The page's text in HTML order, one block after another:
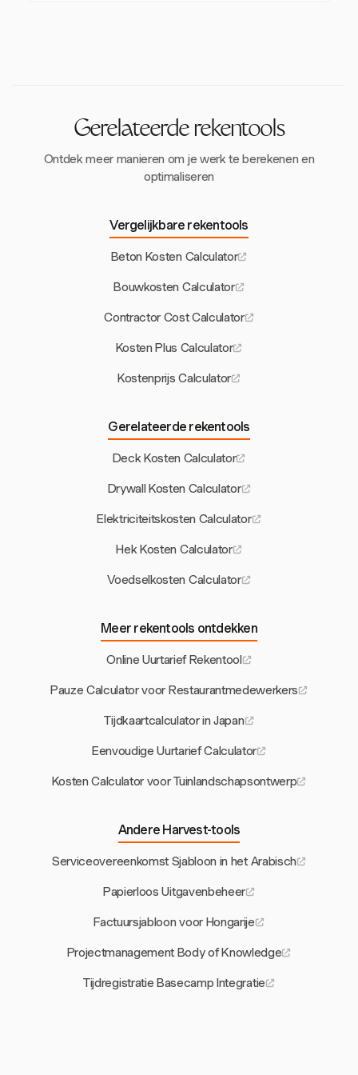
Gerelateerde rekentools
Ontdek meer manieren om je werk te berekenen en
optimaliseren
Vergelijkbare rekentools
Beton Kosten Calculator
Bouwkosten Calculator
Contractor Cost Calculator
Kosten Plus Calculator
Kostenprijs Calculator
Gerelateerde rekentools
Deck Kosten Calculator
Drywall Kosten Calculator
Elektriciteitskosten Calculator
Hek Kosten Calculator
Voedselkosten Calculator
Meer rekentools ontdekken
Online Uurtarief Rekentool
Pauze Calculator voor Restaurantmedewerkers
Tijdkaartcalculator in Japan
Eenvoudige Uurtarief Calculator
Kosten Calculator voor Tuinlandschapsontwerp
Andere Harvest-tools
Serviceovereenkomst Sjabloon in het Arabisch
Papierloos Uitgavenbeheer
Factuursjabloon voor Hongarije
Projectmanagement Body of Knowledge
Tijdregistratie Basecamp Integratie